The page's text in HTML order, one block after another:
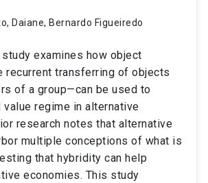
Daiane, Bernardo Figueiredo
examines how object
recurrent transferring of objects
of a group—can be used to
regime in alternative
research notes that alternative
multiple conceptions of what is
that hybridity can help
economies. This study